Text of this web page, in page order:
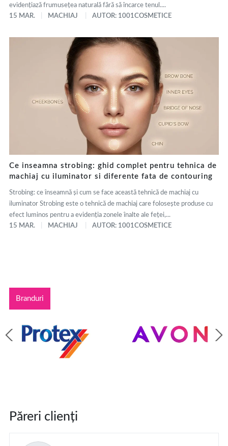
evidențiază frumusețea naturală fără să încarce tenul....
15 MAR.
MACHIAJ AUTOR: 1001COSMETICE
Ce inseamna strobing: ghid complet pentru tehnica de
machiaj cu iluminator si diferente fata de contouring
Strobing: ce înseamnă și cum se face această tehnică de machiaj cu
iluminator Strobing este o tehnică de machiaj care folosește produse cu
efect luminos pentru a evidenția zonele înalte ale feței,...
15 MAR.
MACHIAJ AUTOR: 1001COSMETICE
Branduri
Păreri clienți